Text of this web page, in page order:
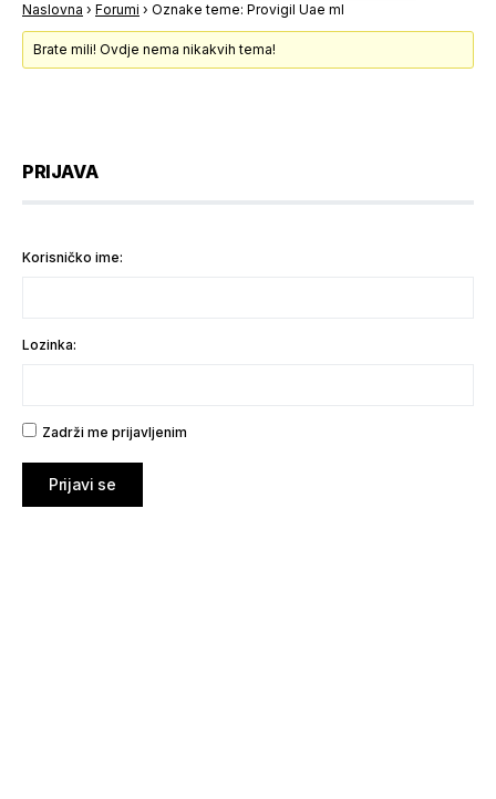
Naslovna › Forumi › Oznake teme: Provigil Uae ml
Brate mili! Ovdje nema nikakvih tema!
PRIJAVA
Korisničko ime:
Lozinka:
Zadrži me prijavljenim
Prijavi se